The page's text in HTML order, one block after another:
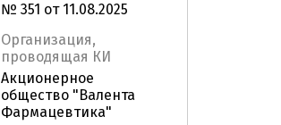
№ 351 от 11.08.2025
Организация,
проводящая КИ
Акционерное
общество "Валента
Фармацевтика"